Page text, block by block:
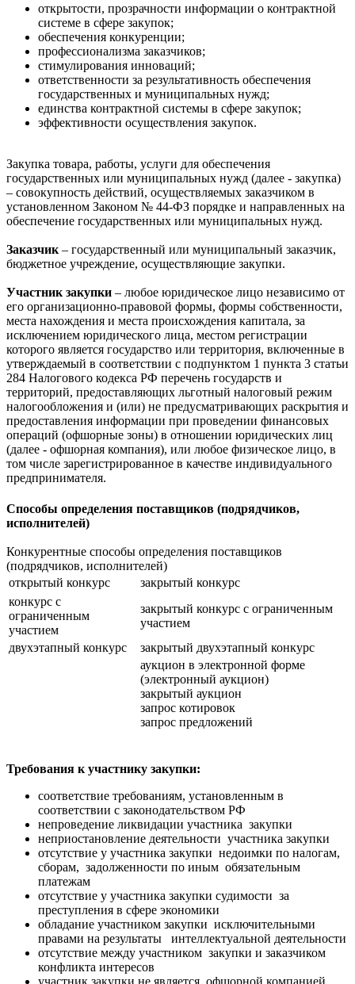
открытости, прозрачности информации о контрактной
системе в сфере закупок;
обеспечения конкуренции;
профессионализма заказчиков;
стимулирования инноваций;
ответственности за результативность обеспечения
государственных и муниципальных нужд;
единства контрактной системы в сфере закупок;
эффективности осуществления закупок.
Закупка товара, работы, услуги для обеспечения
государственных или муниципальных нужд (далее - закупка)
– совокупность действий, осуществляемых заказчиком в
установленном Законом № 44-ФЗ порядке и направленных на
обеспечение государственных или муниципальных нужд.
Заказчик – государственный или муниципальный заказчик,
бюджетное учреждение, осуществляющие закупки.
Участник закупки – любое юридическое лицо независимо от
его организационно-правовой формы, формы собственности,
места нахождения и места происхождения капитала, за
исключением юридического лица, местом регистрации
которого является государство или территория, включенные в
утверждаемый в соответствии с подпунктом 1 пункта 3 статьи
284 Налогового кодекса РФ перечень государств и
территорий, предоставляющих льготный налоговый режим
налогообложения и (или) не предусматривающих раскрытия и
предоставления информации при проведении финансовых
операций (офшорные зоны) в отношении юридических лиц
(далее - офшорная компания), или любое физическое лицо, в
том числе зарегистрированное в качестве индивидуального
предпринимателя.
Способы определения поставщиков (подрядчиков,
исполнителей)
Конкурентные способы определения поставщиков
(подрядчиков, исполнителей)
открытый конкурс
закрытый конкурс
конкурс с
ограниченным
участием
закрытый конкурс с ограниченным
участием
двухэтапный конкурс
закрытый двухэтапный конкурс
аукцион в электронной форме
(электронный аукцион)
закрытый аукцион
запрос котировок
запрос предложений
Требования к участнику закупки:
соответствие требованиям, установленным в
соответствии с законодательством РФ
непроведение ликвидации участника закупки
неприостановление деятельности участника закупки
отсутствие у участника закупки недоимки по налогам,
сборам, задолженности по иным обязательным
платежам
отсутствие у участника закупки судимости за
преступления в сфере экономики
обладание участником закупки исключительными
правами на результаты интеллектуальной деятельности
отсутствие между участником закупки и заказчиком
конфликта интересов
участник закупки не является офшорной компанией.